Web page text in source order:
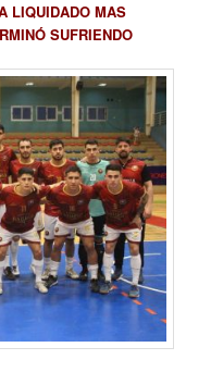
LIQUIDADO MAS
SUFRIENDO